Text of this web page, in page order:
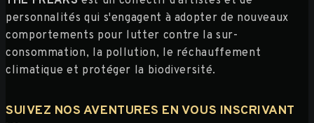
personnalités qui s'engagent à adopter de nouveaux
comportements pour lutter contre la sur-
consommation, la pollution, le réchauffement
climatique et protéger la biodiversité.
SUIVEZ NOS AVENTURES EN VOUS INSCRIVANT